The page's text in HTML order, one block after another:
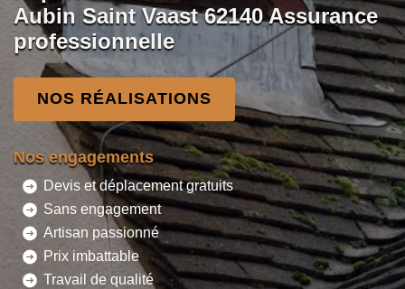
Aubin Saint Vaast 62140 Assurance
professionnelle
NOS RÉALISATIONS
Nos engagements
Devis et déplacement gratuits
Sans engagement
Artisan passionné
Prix imbattable
Travail de qualité